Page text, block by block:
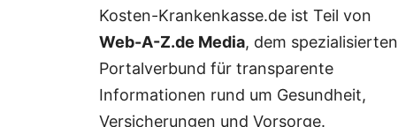
Kosten-Krankenkasse.de ist Teil von
Web-A-Z.de Media, dem spezialisierten
Portalverbund für transparente
Informationen rund um Gesundheit,
Versicherungen und Vorsorge.